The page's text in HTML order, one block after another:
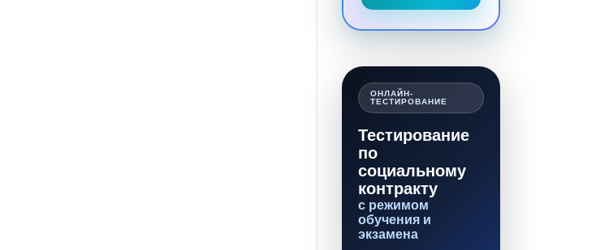
ОНЛАЙН-
ТЕСТИРОВАНИЕ
Тестирование
по
социальному
контракту
с режимом
обучения и
экзамена